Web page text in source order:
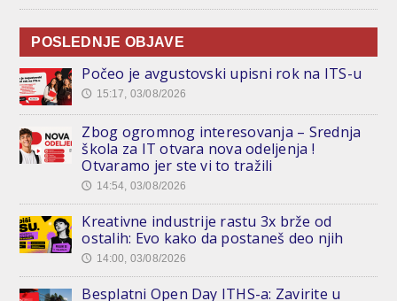
POSLEDNJE OBJAVE
Počeo je avgustovski upisni rok na ITS-u
🕔 15:17, 03/08/2026
Zbog ogromnog interesovanja – Srednja
škola za IT otvara nova odeljenja !
Otvaramo jer ste vi to tražili
🕔 14:54, 03/08/2026
Kreativne industrije rastu 3x brže od
ostalih: Evo kako da postaneš deo njih
🕔 14:00, 03/08/2026
Besplatni Open Day ITHS-a: Zavirite u